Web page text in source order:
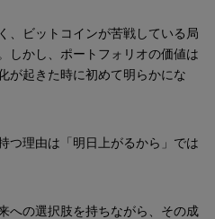
、ビットコインが苦戦している局
しかし、ポートフォリオの価値は
が起きた時に初めて明らかにな
つ理由は「明日上がるから」では
への選択肢を持ちながら、その成